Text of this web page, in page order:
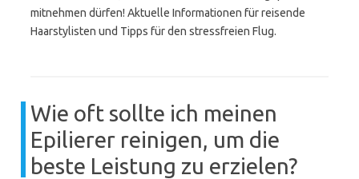
mitnehmen dürfen! Aktuelle Informationen für reisende
Haarstylisten und Tipps für den stressfreien Flug.
Wie oft sollte ich meinen
Epilierer reinigen, um die
beste Leistung zu erzielen?